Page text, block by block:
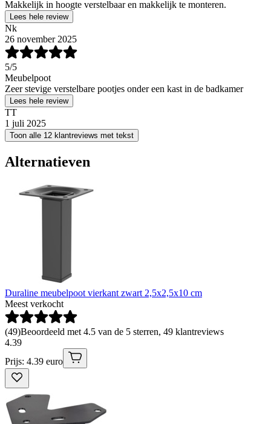
Makkelijk in hoogte verstelbaar en makkelijk te monteren.
Lees hele review
Nk
26 november 2025
5/5
Meubelpoot
Zeer stevige verstelbare pootjes onder een kast in de badkamer
Lees hele review
TT
1 juli 2025
Toon alle 12 klantreviews met tekst
Alternatieven
Duraline meubelpoot vierkant zwart 2,5x2,5x10 cm
Meest verkocht
(49)Beoordeeld met 4.5 van de 5 sterren, 49 klantreviews
4.39
Prijs: 4.39 euro